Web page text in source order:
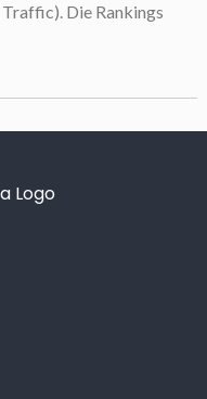
Die Rankings